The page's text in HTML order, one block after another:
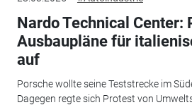
Nardo Technical Center:
Ausbaupläne für
auf
Porsche wollte seine Teststrecke im
Dagegen regte sich Protest von